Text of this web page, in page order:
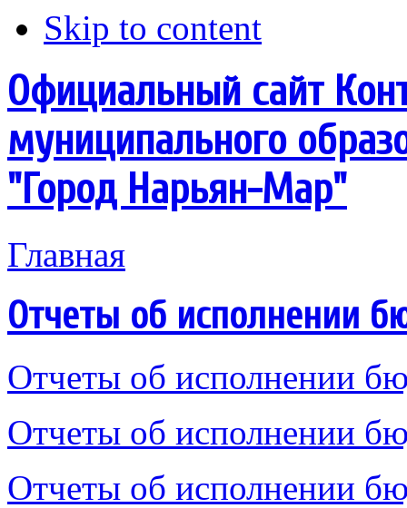
Skip to content
Официальный сайт
муниципального
"Город Нарьян-Мар"
Главная
Отчеты об исполнении
Отчеты об исполнении
Отчеты об исполнении
Отчеты об исполнении